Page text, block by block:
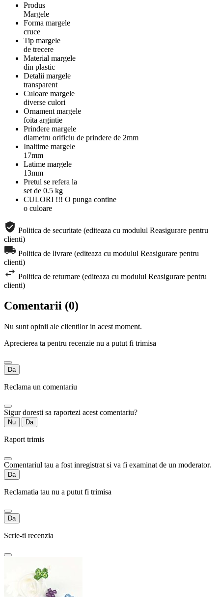
Produs
Margele
Forma margele
cruce
Tip margele
de trecere
Material margele
din plastic
Detalii margele
transparent
Culoare margele
diverse culori
Ornament margele
foita argintie
Prindere margele
diametru orificiu de prindere de 2mm
Inaltime margele
17mm
Latime margele
13mm
Pretul se refera la
set de 0.5 kg
CULORI !!! O punga contine
o culoare
Politica de securitate (editeaza cu modulul Reasigurare pentru
clienti)
Politica de livrare (editeaza cu modulul Reasigurare pentru
clienti)
Politica de returnare (editeaza cu modulul Reasigurare pentru
clienti)
Comentarii (0)
Nu sunt opinii ale clientilor in acest moment.
Aprecierea ta pentru recenzie nu a putut fi trimisa
Da
Reclama un comentariu
Sigur doresti sa raportezi acest comentariu?
Nu Da
Raport trimis
Comentariul tau a fost inregistrat si va fi examinat de un moderator.
Da
Reclamatia tau nu a putut fi trimisa
Da
Scrie-ti recenzia